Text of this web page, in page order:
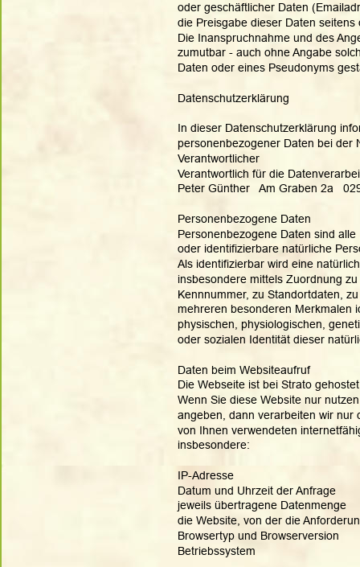
oder geschäftlicher Daten
die Preisgabe dieser Daten
Die Inanspruchnahme und des
zumutbar - auch ohne Angabe
Daten oder eines Pseudonyms
Datenschutzerklärung
In dieser Datenschutzerklärung
personenbezogener Daten bei der
Verantwortlicher
Verantwortlich für die
Peter Günther   Am Graben 2a
Personenbezogene Daten
Personenbezogene Daten sind
oder identifizierbare natürliche
Als identifizierbar wird eine
insbesondere mittels Zuordnung
Kennnummer, zu Standortdaten,
mehreren besonderen Merkmalen
physischen, physiologischen,
oder sozialen Identität dieser
Daten beim Websiteaufruf
Die Webseite ist bei Strato
Wenn Sie diese Website nur
angeben, dann verarbeiten wir nur
von Ihnen verwendeten
insbesondere:
IP-Adresse
Datum und Uhrzeit der Anfrage
jeweils übertragene Datenmenge
die Website, von der die
Browsertyp und Browserversion
Betriebssystem